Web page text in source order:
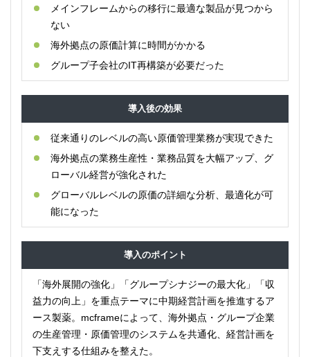
メインフレームからの移行に最適な製品が見つから
ない
海外拠点の原価計算に時間がかかる
グループ子会社のIT再構築が必要だった
導入後の効果
従来通りのレベルの高い原価管理業務が実現できた
海外拠点の業務生産性・業務品質を大幅アップ、グ
ローバル経営が強化された
グローバルレベルの原価の詳細な分析、最適化が可
能になった
導入のポイント
「海外展開の強化」「グループシナジーの最大化」「収
益力の向上」を重点テーマに中期経営計画を推進するア
ース製薬。mcframeによって、海外拠点・グループ企業
の生産管理・原価管理のシステムを共通化、経営計画を
下支えする仕組みを整えた。